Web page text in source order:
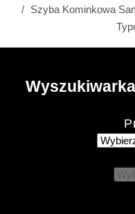
Szyba Kominkowa